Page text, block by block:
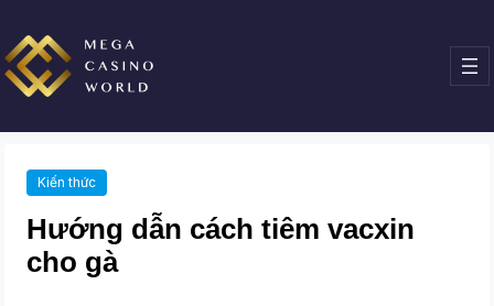
đến
phần
nội
dung
Kiến thức
Hướng dẫn cách tiêm vacxin
cho gà